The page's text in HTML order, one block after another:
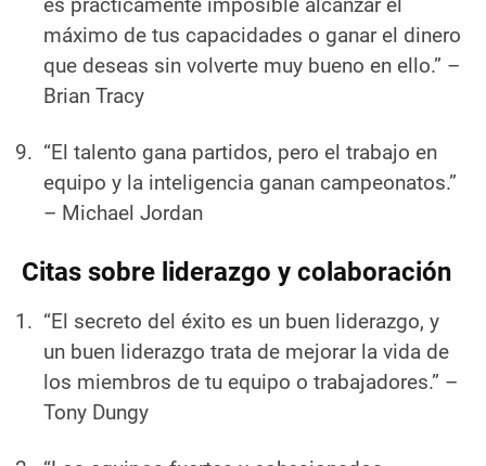
máximo de tus capacidades o ganar el dinero
que deseas sin volverte muy bueno en ello.” –
Brian Tracy
“El talento gana partidos, pero el trabajo en
equipo y la inteligencia ganan campeonatos.”
– Michael Jordan
Citas sobre liderazgo y colaboración
“El secreto del éxito es un buen liderazgo, y
un buen liderazgo trata de mejorar la vida de
los miembros de tu equipo o trabajadores.” –
Tony Dungy